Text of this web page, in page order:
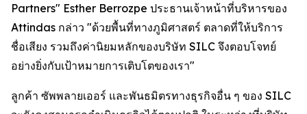
Partners" Esther Berrozpe ประธานเจ้าหน้าที่บริหารของ
Attindas กล่าว "ด้วยพื้นที่ทางภูมิศาสตร์ ตลาดที่ให้บริการ
ชื่อเสียง รวมถึงค่านิยมหลักของบริษัท SILC จึงตอบโจทย์
อย่างยิ่งกับเป้าหมายการเติบโตของเรา"
ลูกค้า ซัพพลายเออร์ และพันธมิตรทางธุรกิจอื่น ๆ ของ SILC